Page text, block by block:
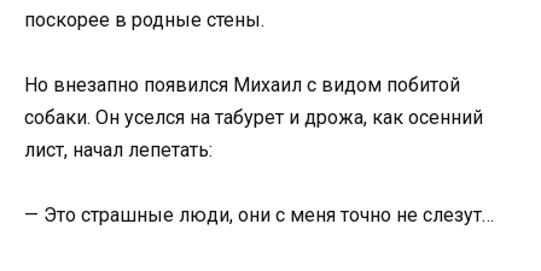
поскорее в родные стены.
Но внезапно появился Михаил с видом побитой
собаки. Он уселся на табурет и дрожа, как осенний
лист, начал лепетать:
— Это страшные люди, они с меня точно не слезут…